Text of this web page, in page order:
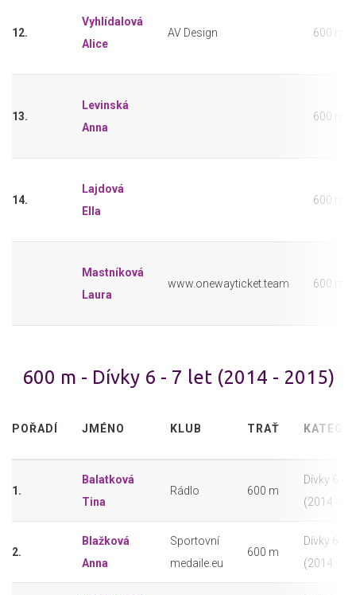
12.
Vyhlídalová
Alice
AV Design 600 m
13.
Levinská
Anna
600 m
14.
Lajdová
Ella
600 m
Mastníková
Laura
www.onewayticket.team 600 m
600 m - Dívky 6 - 7 let (2014 - 2015)
POŘADÍ JMÉNO KLUB TRAŤ
1.
Balatková
Tina
Rádlo 600 m
Dívky 6 - 7
(2014 -
2.
Blažková
Anna
Sportovní
medaile.eu
600 m
Dívky 6 - 7
(2014 -